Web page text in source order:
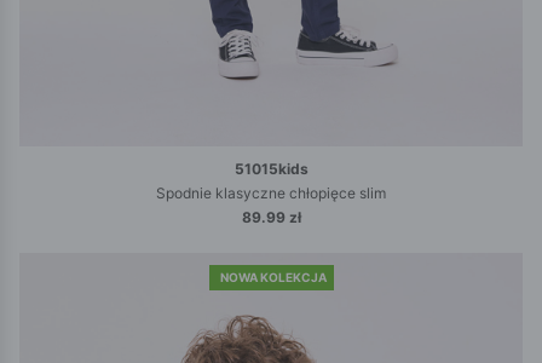
51015kids
Spodnie klasyczne chłopięce slim
89.99 zł
NOWA KOLEKCJA